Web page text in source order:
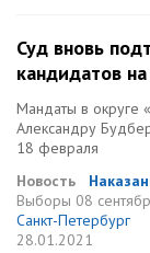
Суд вновь
кандидатов
Мандаты в округе
Александру
18 февраля
Новость
Выборы 08
Санкт-Петербург
28.01.2021